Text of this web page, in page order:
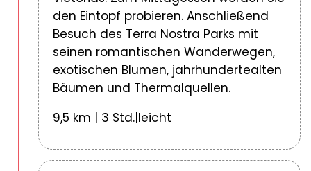
den Eintopf probieren. Anschließend
Besuch des Terra Nostra Parks mit
seinen romantischen Wanderwegen,
exotischen Blumen, jahrhundertealten
Bäumen und Thermalquellen.
9,5 km | 3 Std.|leicht